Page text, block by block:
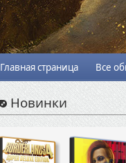
Главная страница Все
Новинки